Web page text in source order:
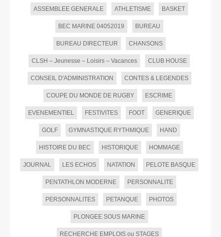
ASSEMBLEE GENERALE ATHLETISME BASKET
BEC MARINE 04052019 BUREAU
BUREAU DIRECTEUR CHANSONS
CLSH – Jeunesse – Loisirs – Vacances CLUB HOUSE
CONSEIL D'ADMINISTRATION CONTES & LEGENDES
COUPE DU MONDE DE RUGBY ESCRIME
EVENEMENTIEL FESTIVITES FOOT GENERIQUE
GOLF GYMNASTIQUE RYTHMIQUE HAND
HISTOIRE DU BEC HISTORIQUE HOMMAGE
JOURNAL LES ECHOS NATATION PELOTE BASQUE
PENTATHLON MODERNE PERSONNALITE
PERSONNALITES PETANQUE PHOTOS
PLONGEE SOUS MARINE
RECHERCHE EMPLOIS ou STAGES